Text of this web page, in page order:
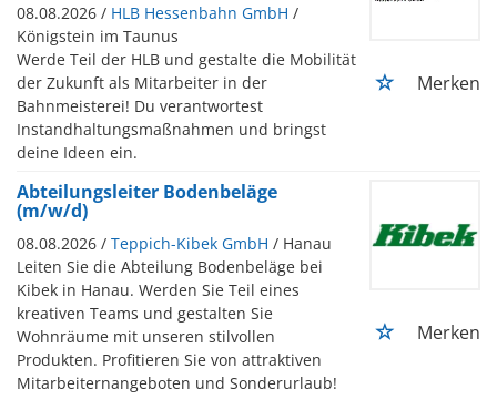
08.08.2026 / HLB Hessenbahn GmbH /
Königstein im Taunus
Werde Teil der HLB und gestalte die Mobilität
der Zukunft als Mitarbeiter in der
Bahnmeisterei! Du verantwortest
Instandhaltungsmaßnahmen und bringst
deine Ideen ein.
Merken
Abteilungsleiter Bodenbeläge
(m/w/d)
08.08.2026 / Teppich-Kibek GmbH / Hanau
Leiten Sie die Abteilung Bodenbeläge bei
Kibek in Hanau. Werden Sie Teil eines
kreativen Teams und gestalten Sie
Wohnräume mit unseren stilvollen
Produkten. Profitieren Sie von attraktiven
Mitarbeiternangeboten und Sonderurlaub!
Merken